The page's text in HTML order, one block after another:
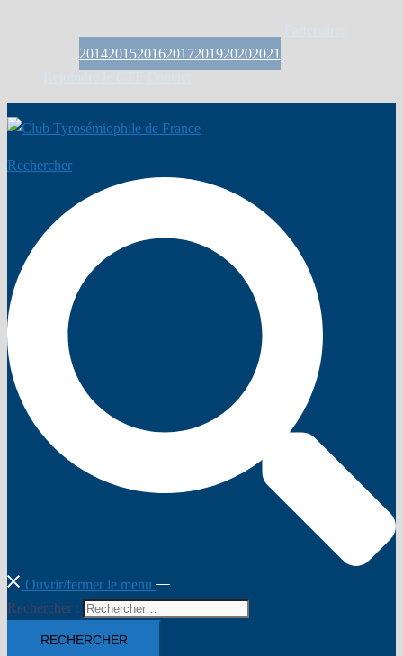
2014201520162017201920202021
Rechercher
Ouvrir/fermer le menu
Rechercher :